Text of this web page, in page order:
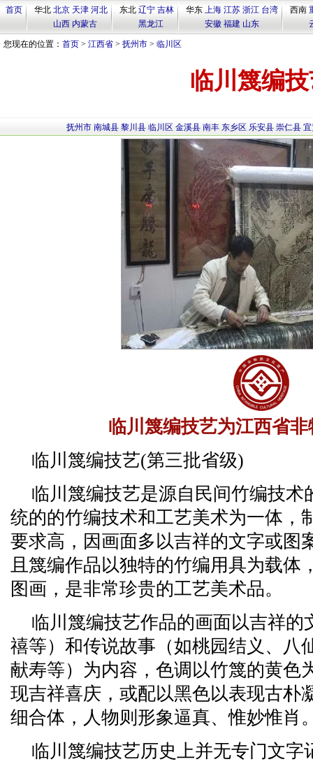
首页 华北 北京 天津 河北
山西 内蒙古
东北 辽宁 吉林
黑龙江
华东 上海 江苏 浙江 台湾
安徽 福建 山东
西南
您现在的位置： 首页 > 江西省 > 抚州市 > 临川区
临川篾编
抚州市 南城县 黎川县 临川区 金溪县 南丰 东乡区 乐安县 崇仁县
临川篾编技艺为江西省
临川篾编技艺(第三批省级)
临川篾编技艺是源自民间竹编技术
统的的竹编技术和工艺美术为一体，
要求高，因画面多以吉祥的文字或图
且篾编作品以独特的竹编用具为载体
图画，是非常珍贵的工艺美术品。
临川篾编技艺作品的画面以吉祥的
禧等）和传说故事（如桃园结义、八
献寿等）为内容，色调以竹篾的黄色
现吉祥喜庆，或配以黑色以表现古朴
细合体，人物则形象逼真、惟妙惟肖
临川篾编技艺历史上并无专门文字